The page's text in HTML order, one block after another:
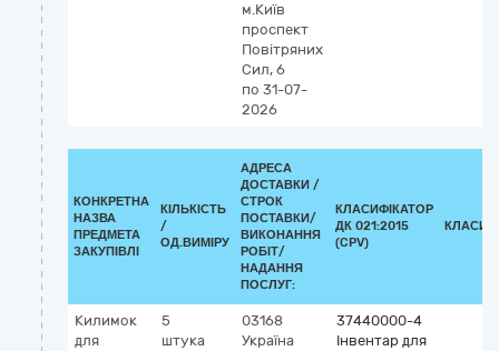
м.Київ
проспект
Повітряних
Сил, 6
по 31-07-
2026
КОНКРЕТНА
НАЗВА
ПРЕДМЕТА
ЗАКУПІВЛІ
КІЛЬКІСТЬ
/
ОД.ВИМІРУ
АДРЕСА
ДОСТАВКИ /
СТРОК
ПОСТАВКИ/
ВИКОНАННЯ
РОБІТ/
НАДАННЯ
ПОСЛУГ:
КЛАСИФІКАТОР
ДК 021:2015
(CPV)
Килимок
для
5
штука
03168
Україна
37440000-4
Інвентар для